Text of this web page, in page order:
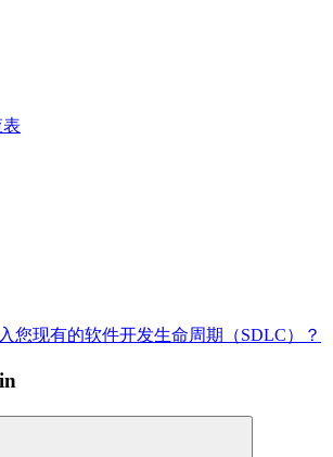
您现有的软件开发生命周期（SDLC）？